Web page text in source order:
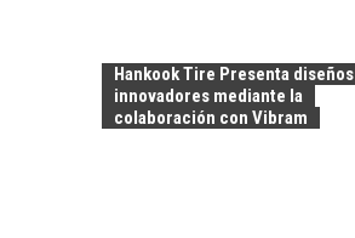
Hankook Tire Presenta diseños
innovadores mediante la
colaboración con Vibram